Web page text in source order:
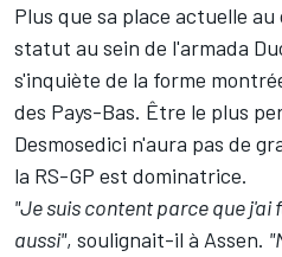
Plus que sa place actuelle
statut au sein de l'armada
s'inquiète de la forme
des Pays-Bas. Être le plus
Desmosedici n'aura pas de
la RS-GP est dominatrice.
"Je suis content parce que
aussi", soulignait-il à Assen.